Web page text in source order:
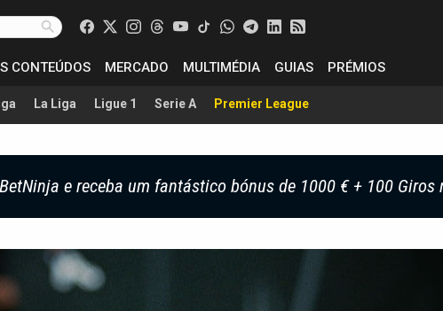
CONTEÚDOS MERCADO MULTIMÉDIA GUIAS PRÉMIOS
La Liga Ligue 1 Serie A Premier League
e receba um fantástico bónus de 1000 € + 100